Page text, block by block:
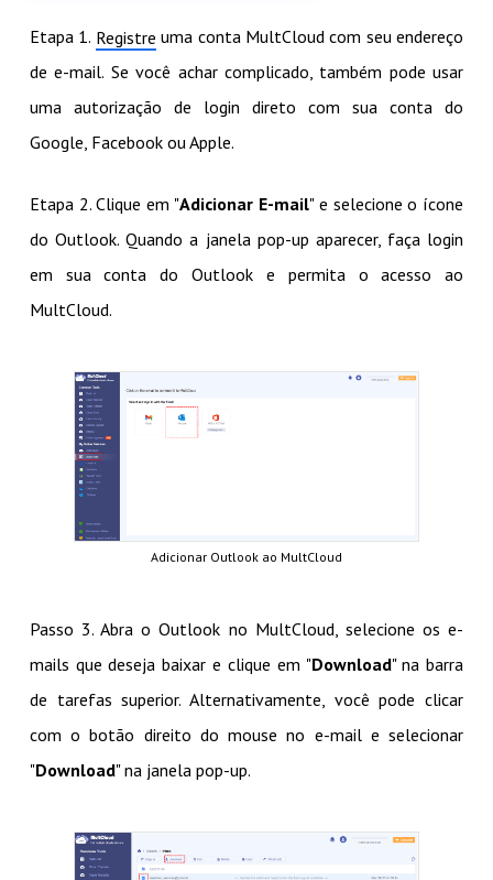
Etapa 1. Registre uma conta MultCloud com seu endereço
de e-mail. Se você achar complicado, também pode usar
uma autorização de login direto com sua conta do
Google, Facebook ou Apple.
Etapa 2. Clique em "Adicionar E-mail" e selecione o ícone
do Outlook. Quando a janela pop-up aparecer, faça login
em sua conta do Outlook e permita o acesso ao
MultCloud.
Adicionar Outlook ao MultCloud
Passo 3. Abra o Outlook no MultCloud, selecione os e-
mails que deseja baixar e clique em "Download" na barra
de tarefas superior. Alternativamente, você pode clicar
com o botão direito do mouse no e-mail e selecionar
"Download" na janela pop-up.